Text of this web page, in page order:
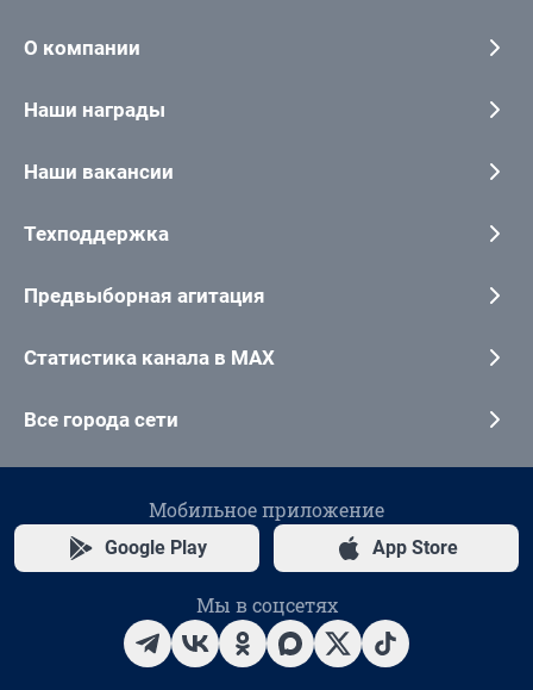
О компании
Наши награды
Наши вакансии
Техподдержка
Предвыборная агитация
Статистика канала в MAX
Все города сети
Мобильное приложение
Google Play App Store
Мы в соцсетях